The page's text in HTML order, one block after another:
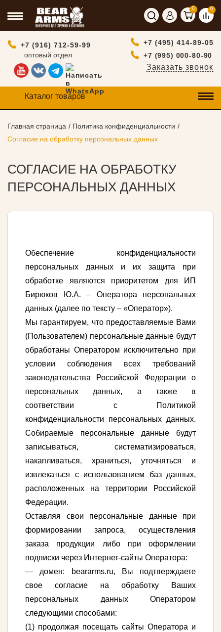
0 0
+7 (916) 712-59-99
оптовый отдел
+7 (495) 414-89-05
+7 (995) 000-80-90
Заказать звонок
Каталог товаров
Главная страница
Политика конфиденциальности
Согласие на обработку персональных данных
СОГЛАСИЕ НА ОБРАБОТКУ
ПЕРСОНАЛЬНЫХ ДАННЫХ
Обеспечение конфиденциальности
персональных данных и их защита при
обработке являются приоритетом для ИП
Бирюков Ю.А. – Оператора персональных
данных (далее по тексту – «Оператор»).
Мы гарантируем, что предоставляемые Вами
(Пользователем) персональные данные будут
обработаны Оператором исключительно при
условии соблюдения всех требований
законодательства Российской Федерации о
персональных данных, а также в
соответствии с Политикой
конфиденциальности персональных данных.
Собираемые персональные данные будут
записываться, систематизироваться,
накапливаться, храниться, уточняться и
извлекаться с использованием баз данных,
расположенных на территории Российской
Федерации.
Оставляя свои персональные данные при
формировании запроса, осуществления
заказа продукции либо при оформлении
подписки через Интернет-сайты Оператора:
— домен: beararms.ru, Вы подтверждаете
свое согласие на обработку Ваших
персональных данных Оператором
следующими способами:
(1) продолжая посещать сайты Оператора и